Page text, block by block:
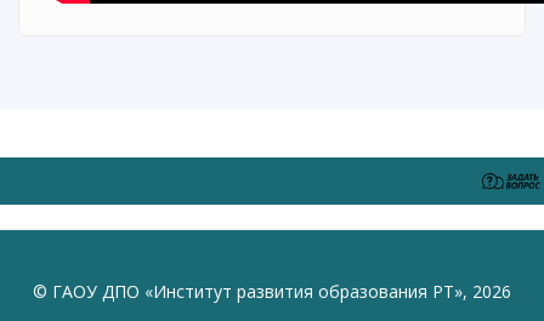
© ГАОУ ДПО «Институт развития образования РТ», 2026